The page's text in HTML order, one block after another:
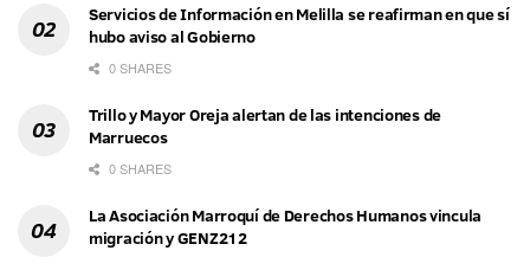
Servicios de Información en Melilla se reafirman en que sí
hubo aviso al Gobierno
0 SHARES
Trillo y Mayor Oreja alertan de las intenciones de
Marruecos
0 SHARES
La Asociación Marroquí de Derechos Humanos vincula
migración y GENZ212